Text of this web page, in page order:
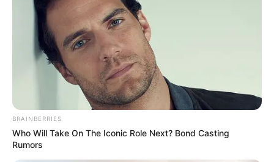
BRAINBERRIES
Who Will Take On The Iconic Role Next? Bond Casting
Rumors